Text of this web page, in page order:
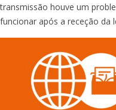
transmissão houve um
funcionar após a receção da